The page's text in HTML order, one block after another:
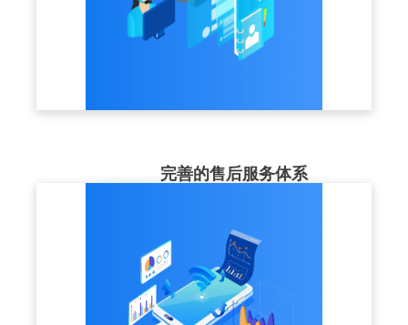
完善的售后服务体系
7x24小时及时响应，让客户使用更加放心。